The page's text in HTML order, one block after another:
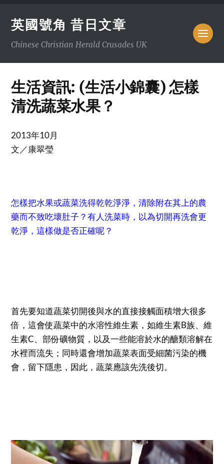
英國號角 昔日文章
Chinese Christian Herald Crusades UK
生活資訊: (生活小錦囊) 怎樣
清洗蔬菜水果？
2013年10月
文／康翠瑩
怎樣把水果或蔬菜洗得乾乾淨淨，清除附在其上的農
藥而不致吃壞肚子？有人洗菜時，以為切開再洗會更
乾淨，這樣做是否正確呢？
首先要知道蔬菜切開後與水的直接接觸面積增大很多
倍，這會使蔬菜中的水溶性維生素，如維生素B族、維
生素C、部份礦物質，以及一些能溶於水的醣類溶解在
水裡而流失；同時還會增加蔬菜表面受細菌污染的機
會，留下隱患，因此，蔬菜應該先洗後切。